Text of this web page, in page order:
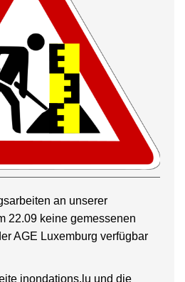
an unserer
22.09 keine gemessenen
AGE Luxemburg verfügbar
inondations.lu und die